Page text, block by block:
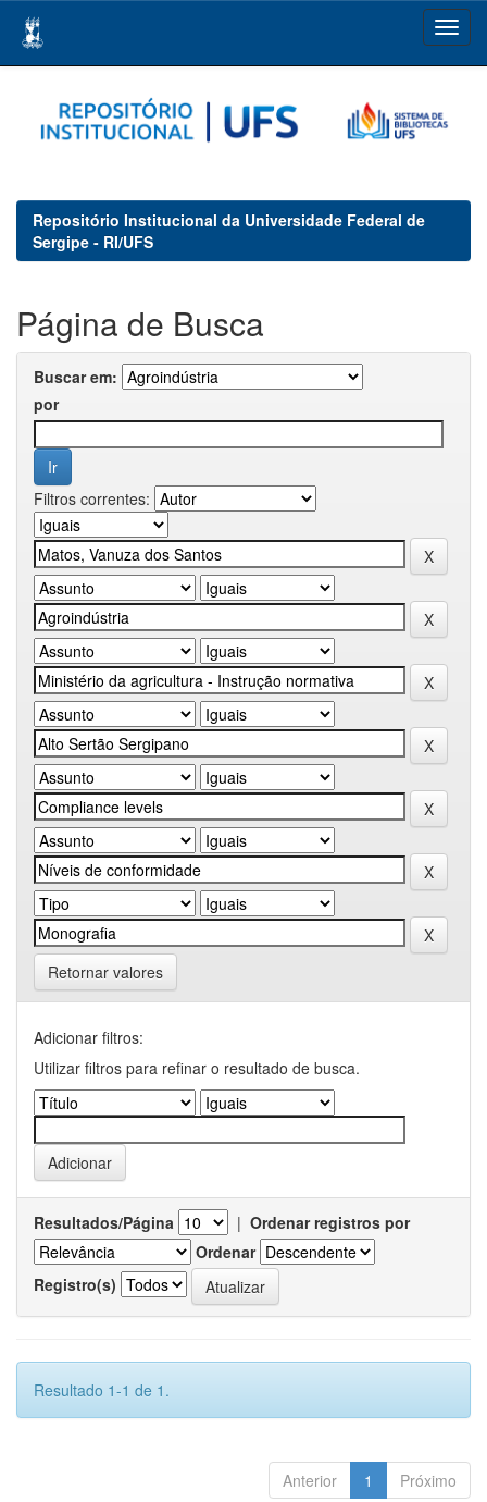
navigation
Repositório Institucional da Universidade Federal de
Sergipe - RI/UFS
Página de Busca
Buscar em:
por
Filtros correntes:
Retornar valores
Adicionar filtros:
Utilizar filtros para refinar o resultado de busca.
Resultados/Página | Ordenar registros por
Ordenar
Registro(s)
Resultado 1-1 de 1.
Anterior 1 Próximo